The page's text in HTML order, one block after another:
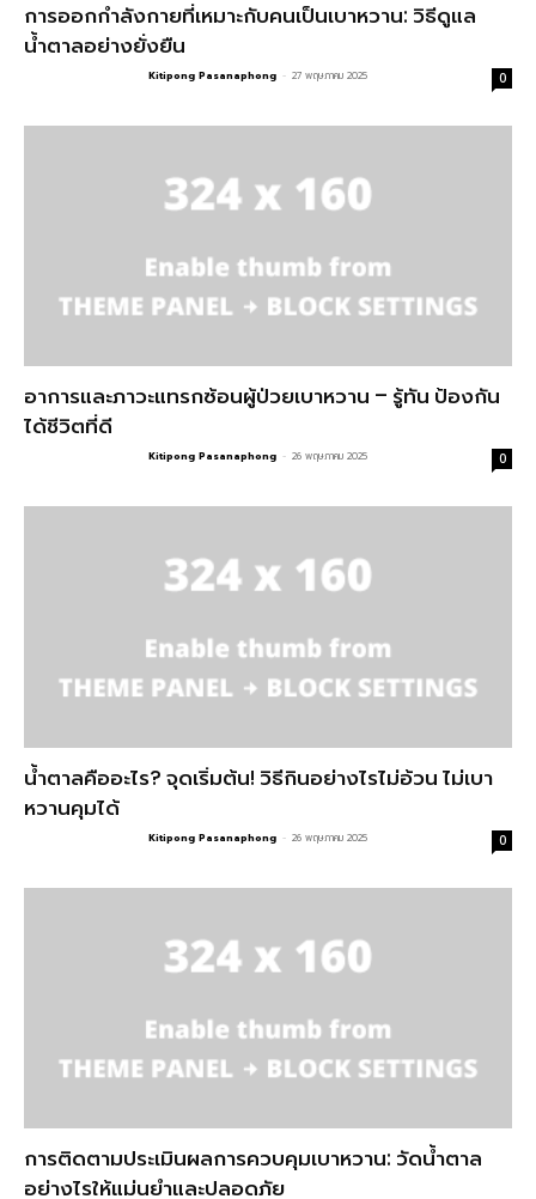
การออกกำลังกายที่เหมาะกับคนเป็นเบาหวาน: วิธีดูแล
น้ำตาลอย่างยั่งยืน
Kitipong Pasanaphong - 27 พฤษภาคม 2025 0
อาการและภาวะแทรกซ้อนผู้ป่วยเบาหวาน – รู้ทัน ป้องกัน
ได้ชีวิตที่ดี
Kitipong Pasanaphong - 26 พฤษภาคม 2025 0
น้ำตาลคืออะไร? จุดเริ่มต้น! วิธีกินอย่างไรไม่อ้วน ไม่เบา
หวานคุมได้
Kitipong Pasanaphong - 26 พฤษภาคม 2025 0
การติดตามประเมินผลการควบคุมเบาหวาน: วัดน้ำตาล
อย่างไรให้แม่นยำและปลอดภัย